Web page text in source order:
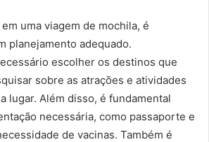
uma viagem de mochila, é
planejamento adequado.
escolher os destinos que
sobre as atrações e atividades
lugar. Além disso, é fundamental
necessária, como passaporte e
de vacinas. Também é